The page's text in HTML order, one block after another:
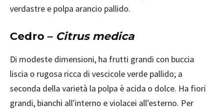
verdastre e polpa arancio pallido.
Cedro – Citrus medica
Di modeste dimensioni, ha frutti grandi con buccia
liscia o rugosa ricca di vescicole verde pallido; a
seconda della varietà la polpa è acida o dolce. Ha fiori
grandi, bianchi all'interno e violacei all'esterno. Per